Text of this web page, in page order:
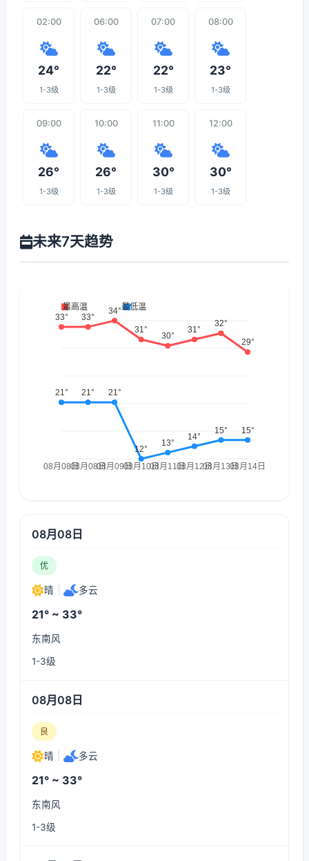
02:00
24°
1-3级
06:00
22°
1-3级
07:00
22°
1-3级
08:00
23°
1-3级
09:00
26°
1-3级
10:00
26°
1-3级
11:00
30°
1-3级
12:00
30°
1-3级
未来7天趋势
08月08日
优
晴 多云
21° ~ 33°
东南风
1-3级
08月08日
良
晴 多云
21° ~ 33°
东南风
1-3级